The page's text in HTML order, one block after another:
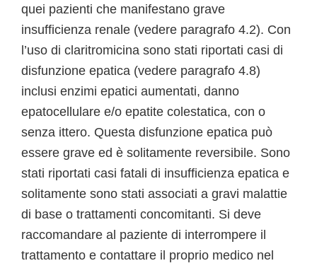
quei pazienti che manifestano grave
insufficienza renale (vedere paragrafo 4.2). Con
l’uso di claritromicina sono stati riportati casi di
disfunzione epatica (vedere paragrafo 4.8)
inclusi enzimi epatici aumentati, danno
epatocellulare e/o epatite colestatica, con o
senza ittero. Questa disfunzione epatica può
essere grave ed è solitamente reversibile. Sono
stati riportati casi fatali di insufficienza epatica e
solitamente sono stati associati a gravi malattie
di base o trattamenti concomitanti. Si deve
raccomandare al paziente di interrompere il
trattamento e contattare il proprio medico nel